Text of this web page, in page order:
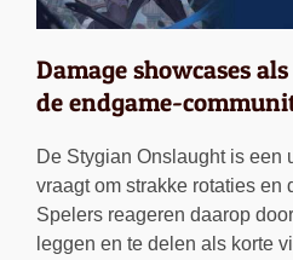
Damage showcases
de endgame-
De Stygian Onslaught is een
vraagt om strakke rotaties en
Spelers reageren daarop
leggen en te delen als korte